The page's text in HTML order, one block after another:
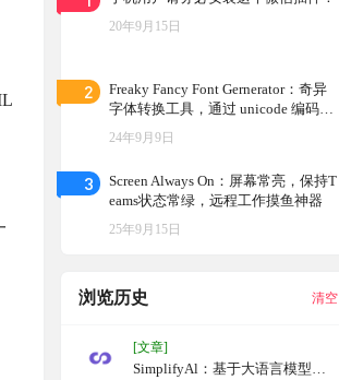
20年9月15日
2
Freaky Fancy Font Gernerator：奇异
字体转换工具，通过 unicode 编码创
建各种独特的字体样式
24年9月9日
3
Screen Always On：屏幕常亮，保持T
eams状态常绿，远程工作摸鱼神器
25年9月15日
浏览历史 清空
[文章]
SimplifyAl：基于大语言模型的